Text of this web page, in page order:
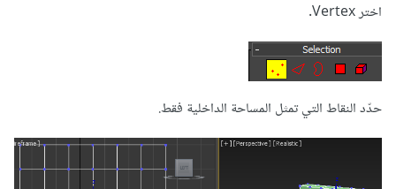
اختر Vertex.
حدّد النقاط التي تمثل المساحة الداخلية فقط.